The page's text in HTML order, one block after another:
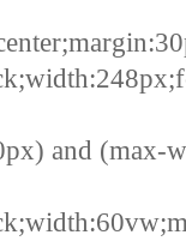
and (max-